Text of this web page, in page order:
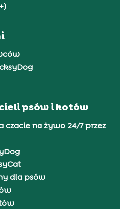
psów i kotów
czacie na żywo 24/7 przez
dla psów